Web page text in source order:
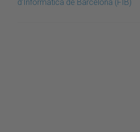
d'Informàtica de Barcelona (FIB)